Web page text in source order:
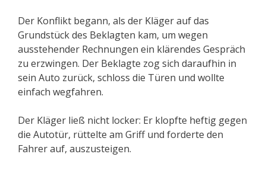
Der Konflikt begann, als der Kläger auf das
Grundstück des Beklagten kam, um wegen
ausstehender Rechnungen ein klärendes Gespräch
zu erzwingen. Der Beklagte zog sich daraufhin in
sein Auto zurück, schloss die Türen und wollte
einfach wegfahren.
Der Kläger ließ nicht locker: Er klopfte heftig gegen
die Autotür, rüttelte am Griff und forderte den
Fahrer auf, auszusteigen.